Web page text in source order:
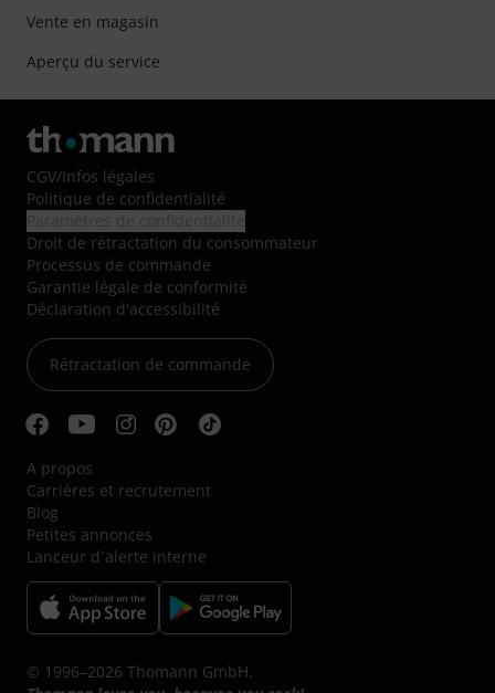
Vente en magasin
Aperçu du service
CGV/Infos légales
Politique de confidentialité
Droit de rétractation du consommateur
Processus de commande
Garantie légale de conformité
Déclaration d'accessibilité
Rétractation de commande
A propos
Carrières et recrutement
Blog
Petites annonces
Lanceur d´alerte interne
© 1996–2026 Thomann GmbH.